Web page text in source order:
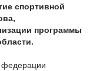
спортивной
программы
федерации